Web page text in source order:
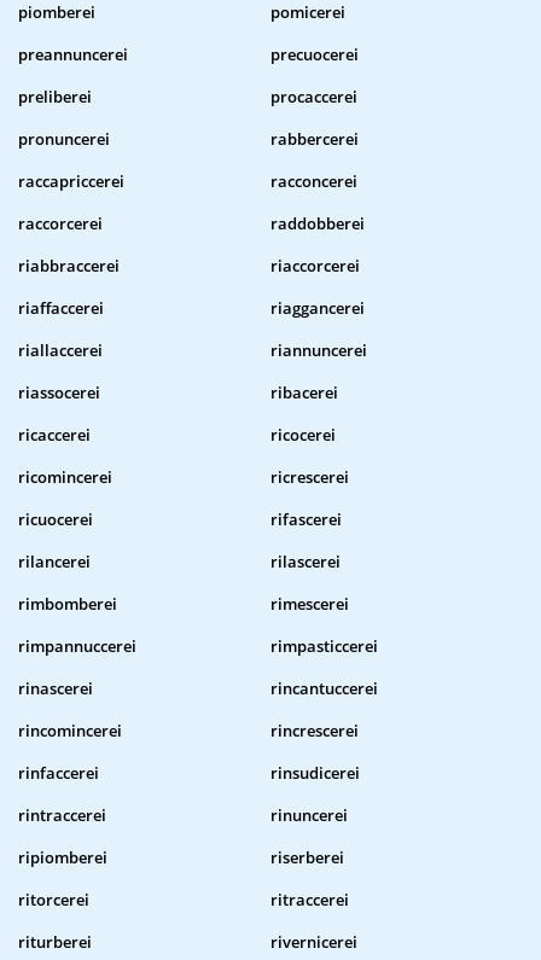
piomberei
pomicerei
preannuncerei
precuocerei
preliberei
procaccerei
pronuncerei
rabbercerei
raccapriccerei
racconcerei
raccorcerei
raddobberei
riabbraccerei
riaccorcerei
riaffaccerei
riaggancerei
riallaccerei
riannuncerei
riassocerei
ribacerei
ricaccerei
ricocerei
ricomincerei
ricrescerei
ricuocerei
rifascerei
rilancerei
rilascerei
rimbomberei
rimescerei
rimpannuccerei
rimpasticcerei
rinascerei
rincantuccerei
rincomincerei
rincrescerei
rinfaccerei
rinsudicerei
rintraccerei
rinuncerei
ripiomberei
riserberei
ritorcerei
ritraccerei
riturberei
rivernicerei